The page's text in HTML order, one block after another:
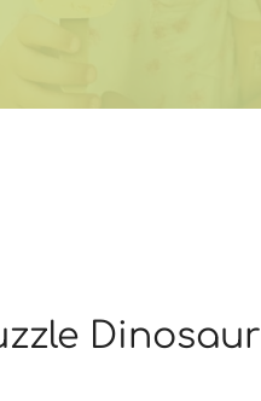
Dinosaur